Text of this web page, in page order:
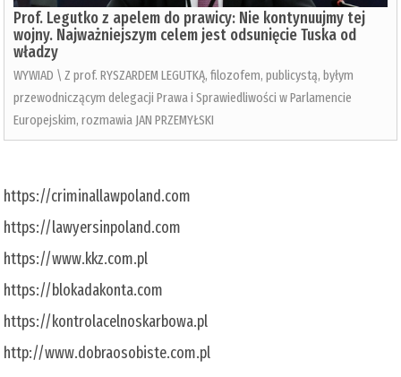
Prof. Legutko z apelem do prawicy: Nie kontynuujmy tej
wojny. Najważniejszym celem jest odsunięcie Tuska od
władzy
WYWIAD \ Z prof. RYSZARDEM LEGUTKĄ, filozofem, publicystą, byłym
przewodniczącym delegacji Prawa i Sprawiedliwości w Parlamencie
Europejskim, rozmawia JAN PRZEMYŁSKI
https://criminallawpoland.com
https://lawyersinpoland.com
https://www.kkz.com.pl
https://blokadakonta.com
https://kontrolacelnoskarbowa.pl
http://www.dobraosobiste.com.pl